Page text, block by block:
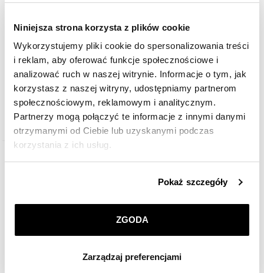
Niniejsza strona korzysta z plików cookie
Wykorzystujemy pliki cookie do spersonalizowania treści
i reklam, aby oferować funkcje społecznościowe i
analizować ruch w naszej witrynie. Informacje o tym, jak
korzystasz z naszej witryny, udostępniamy partnerom
społecznościowym, reklamowym i analitycznym.
Partnerzy mogą połączyć te informacje z innymi danymi
otrzymanymi od Ciebie lub uzyskanymi podczas
korzystania z ich usług.
przez nas plików cookie znajdziesz wPolityce
korzystamy. Możesz również wybrać jaki rodzaj plików
Pokaż szczegóły
ZGODA
Zarządzaj preferencjami
Kolczyki srebrne z cyrkoniami - rozety
299 zł